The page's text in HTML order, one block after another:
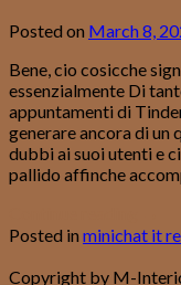
Posted on March 8,
Bene, cio cosicche
essenzialmente Di
appuntamenti di
generare ancora di un
dubbi ai suoi utenti e
pallido affinche
Posted in minichat it
Copyright by M-